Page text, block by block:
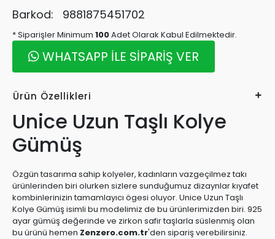
Barkod:
9881875451702
* Siparişler Minimum 100Adet Olarak Kabul Edilmektedir.
WHATSAPP İLE SİPARİŞ VER
Ürün Özellikleri
Unice Uzun Taşlı Kolye
Gümüş
Özgün tasarıma sahip kolyeler, kadınların vazgeçilmez takı
ürünlerinden biri olurken sizlere sunduğumuz dizaynlar kıyafet
kombinlerinizin tamamlayıcı ögesi oluyor. Unice Uzun Taşlı
Kolye Gümüş isimli bu modelimiz de bu ürünlerimizden biri. 925
ayar gümüş değerinde ve zirkon safir taşlarla süslenmiş olan
bu ürünü hemen Zenzero.com.tr'den sipariş verebilirsiniz.